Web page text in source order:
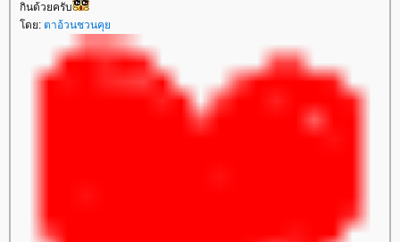
กินด้วยครับ
ดย: ตาอ้วนชวนคุ